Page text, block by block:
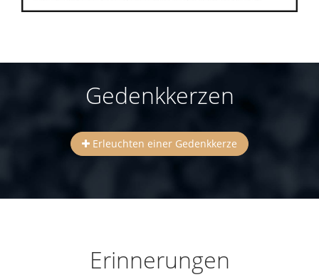
Gedenkkerzen
Erleuchten einer Gedenkkerze
Erinnerungen